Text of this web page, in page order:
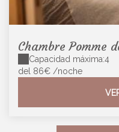
Chambre Pomme
Capacidad máxima:4
del 86€ /noche